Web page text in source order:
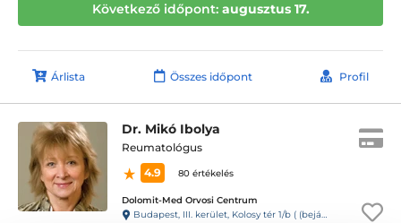
Következő időpont: augusztus 17.
Árlista Összes időpont Profil
Dr. Mikó Ibolya
Reumatológus
4.9
80 értékelés
Dolomit-Med Orvosi Centrum
Budapest, III. kerület, Kolosy tér 1/b ( (bejárat az Evező utcából) (10-es kapucsengő)